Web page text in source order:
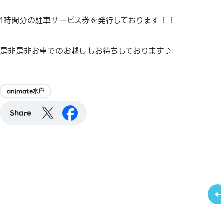
1時間分の駐車サービス券を発行しております！！
是非是非お車でのお越しもお待ちしております♪
animate水户
Share